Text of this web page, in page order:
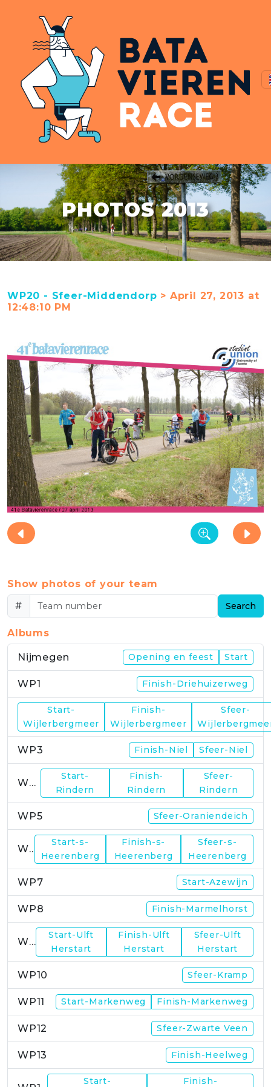
PHOTOS 2013
WP20 - Sfeer-Middendorp > April 27, 2013 at
12:48:10 PM
Show photos of your team
#
Search
Albums
Nijmegen Opening en feest Start
WP1 Finish-Driehuizerweg
Start-
Wijlerbergmeer
Finish-
Wijlerbergmeer
Sfeer-
WP3 Finish-Niel Sfeer-Niel
WP4
Start-
Rindern
Finish-
Rindern
Sfeer-
Rindern
WP5 Sfeer-Oraniendeich
WP6
Start-s-
Heerenberg
Finish-s-
Heerenberg
Sfeer-s-
Heerenberg
WP7 Start-Azewijn
WP8 Finish-Marmelhorst
WP9
Start-Ulft
Herstart
Finish-Ulft
Herstart
Sfeer-Ulft
Herstart
WP10 Sfeer-Kramp
WP11 Start-Markenweg Finish-Markenweg
WP12 Sfeer-Zwarte Veen
WP13 Finish-Heelweg
Start- Finish-